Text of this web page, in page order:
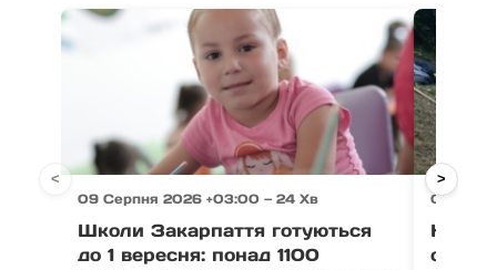
09 Серпня 2026 +03:00 — 24 Хв
Школи Закарпаття готуються
до 1 вересня: понад 1100
09
На
одна
< >